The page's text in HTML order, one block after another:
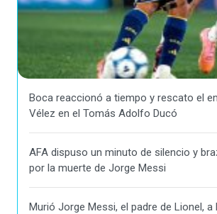
Boca reaccionó a tiempo y rescato el
Vélez en el Tomás Adolfo Ducó
AFA dispuso un minuto de silencio y
por la muerte de Jorge Messi
Murió Jorge Messi, el padre de Lionel, a